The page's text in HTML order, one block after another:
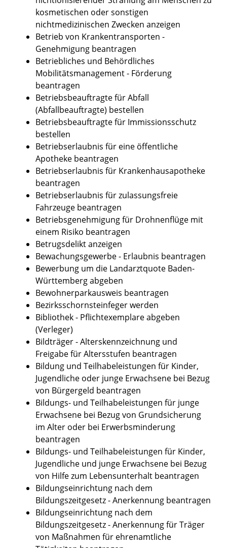
kosmetischen oder sonstigen
nichtmedizinischen Zwecken anzeigen
Betrieb von Krankentransporten -
Genehmigung beantragen
Betriebliches und Behördliches
Mobilitätsmanagement - Förderung
beantragen
Betriebsbeauftragte für Abfall
(Abfallbeauftragte) bestellen
Betriebsbeauftragte für Immissionsschutz
bestellen
Betriebserlaubnis für eine öffentliche
Apotheke beantragen
Betriebserlaubnis für Krankenhausapotheke
beantragen
Betriebserlaubnis für zulassungsfreie
Fahrzeuge beantragen
Betriebsgenehmigung für Drohnenflüge mit
einem Risiko beantragen
Betrugsdelikt anzeigen
Bewachungsgewerbe - Erlaubnis beantragen
Bewerbung um die Landarztquote Baden-
Württemberg abgeben
Bewohnerparkausweis beantragen
Bezirksschornsteinfeger werden
Bibliothek - Pflichtexemplare abgeben
(Verleger)
Bildträger - Alterskennzeichnung und
Freigabe für Altersstufen beantragen
Bildung und Teilhabeleistungen für Kinder,
Jugendliche oder junge Erwachsene bei Bezug
von Bürgergeld beantragen
Bildungs- und Teilhabeleistungen für junge
Erwachsene bei Bezug von Grundsicherung
im Alter oder bei Erwerbsminderung
beantragen
Bildungs- und Teilhabeleistungen für Kinder,
Jugendliche und junge Erwachsene bei Bezug
von Hilfe zum Lebensunterhalt beantragen
Bildungseinrichtung nach dem
Bildungszeitgesetz - Anerkennung beantragen
Bildungseinrichtung nach dem
Bildungszeitgesetz - Anerkennung für Träger
von Maßnahmen für ehrenamtliche